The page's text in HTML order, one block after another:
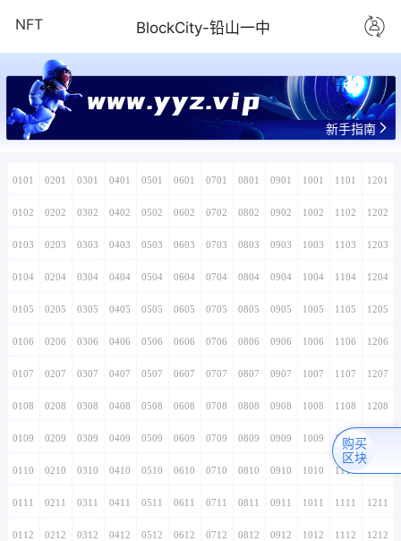
NFT BlockCity-铅山一中
www.yyz.vip
新手指南
0101 0201 0301 0401 0501 0601 0701 0801 0901 1001 1101 1201
0102 0202 0302 0402 0502 0602 0702 0802 0902 1002 1102 1202
0103 0203 0303 0403 0503 0603 0703 0803 0903 1003 1103 1203
0104 0204 0304 0404 0504 0604 0704 0804 0904 1004 1104 1204
0105 0205 0305 0405 0505 0605 0705 0805 0905 1005 1105 1205
0106 0206 0306 0406 0506 0606 0706 0806 0906 1006 1106 1206
0107 0207 0307 0407 0507 0607 0707 0807 0907 1007 1107 1207
0108 0208 0308 0408 0508 0608 0708 0808 0908 1008 1108 1208
0109 0209 0309 0409 0509 0609 0709 0809 0909 1009 1109
0110 0210 0310 0410 0510 0610 0710 0810 0910 1010 1110
0111 0211 0311 0411 0511 0611 0711 0811 0911 1011 1111 1211
0112 0212 0312 0412 0512 0612 0712 0812 0912 1012 1112 1212
购买
区块